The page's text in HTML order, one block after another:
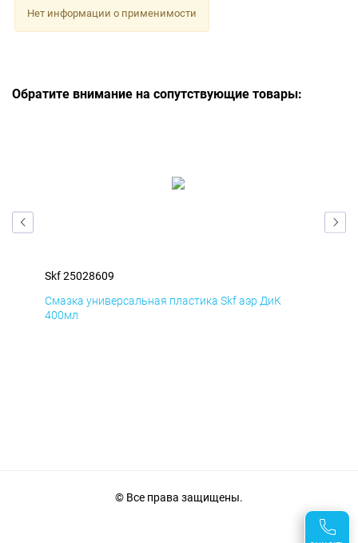
Нет информации о применимости
Обратите внимание на сопутствующие товары:
Skf 25028609
Смазка универсальная пластика Skf аэр ДиК
400мл
© Все права защищены.